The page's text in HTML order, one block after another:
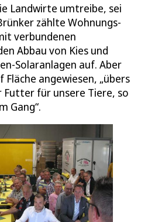
Landwirte umtreibe, sei
zählte Wohnungs-
verbundenen
Abbau von Kies und
Solaranlagen auf. Aber
Fläche angewiesen, „übers
Futter für unsere Tiere, so
Gang“.